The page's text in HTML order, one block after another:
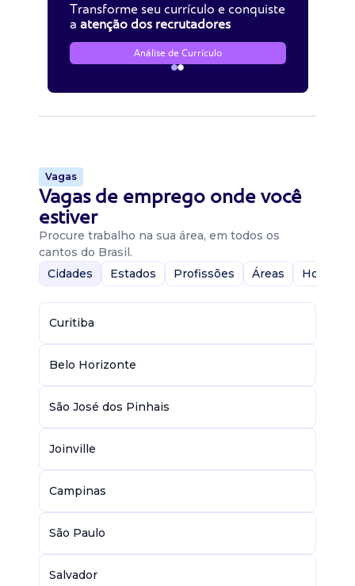
Transforme seu currículo e conquiste
a atenção dos recrutadores
Análise de Currículo
Vagas
Vagas de emprego onde você
estiver
Procure trabalho na sua área, em todos os
cantos do Brasil.
Cidades
Estados Profissões Áreas Home-
Curitiba
Belo Horizonte
São José dos Pinhais
Joinville
Campinas
São Paulo
Salvador